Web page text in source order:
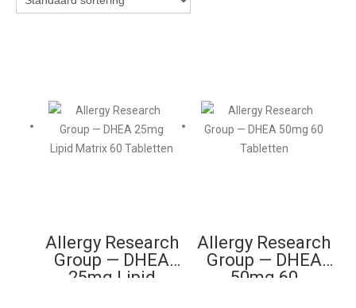
Allergy Research
Group — DHEA
25mg Lipid
Allergy Research
Group — DHEA
50mg 60